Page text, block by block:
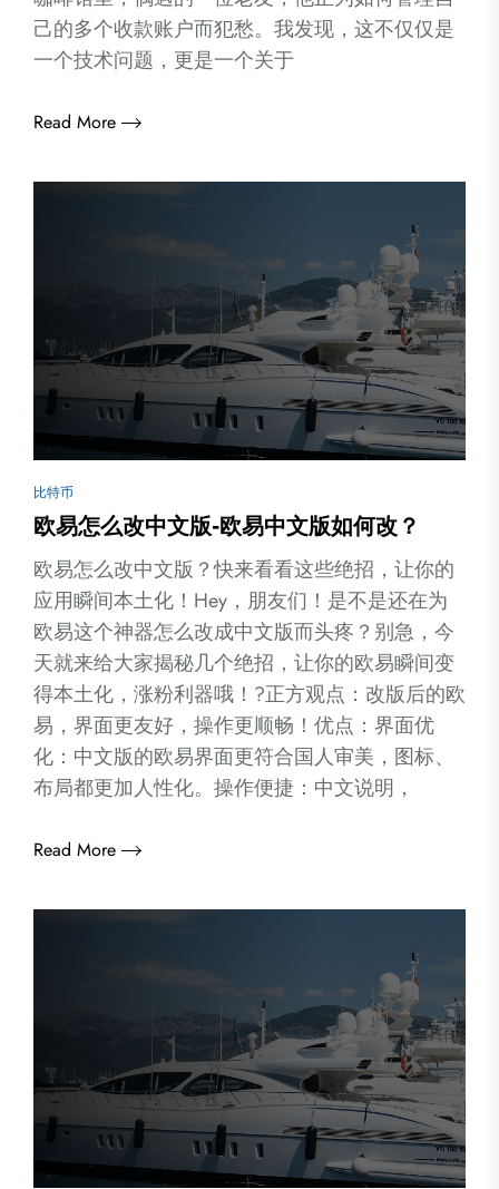
己的多个收款账户而犯愁。我发现，这不仅仅是
一个技术问题，更是一个关于
Read More
比特币
欧易怎么改中文版-欧易中文版如何改？
欧易怎么改中文版？快来看看这些绝招，让你的
应用瞬间本土化！Hey，朋友们！是不是还在为
欧易这个神器怎么改成中文版而头疼？别急，今
天就来给大家揭秘几个绝招，让你的欧易瞬间变
得本土化，涨粉利器哦！?正方观点：改版后的欧
易，界面更友好，操作更顺畅！优点：界面优
化：中文版的欧易界面更符合国人审美，图标、
布局都更加人性化。操作便捷：中文说明，
Read More